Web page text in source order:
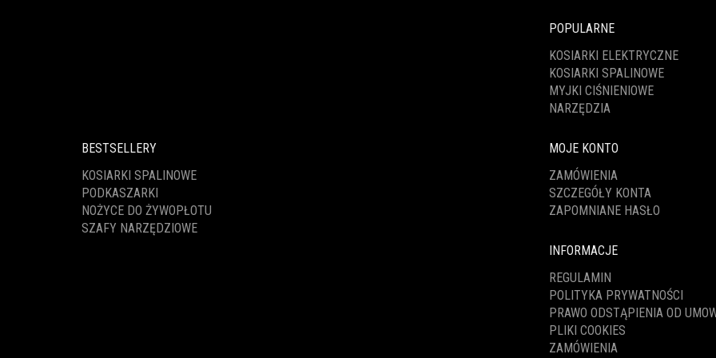
POPULARNE
KOSIARKI ELEKTRYCZNE
KOSIARKI SPALINOWE
MYJKI CIŚNIENIOWE
NARZĘDZIA
BESTSELLERY
KOSIARKI SPALINOWE
PODKASZARKI
NOŻYCE DO ŻYWOPŁOTU
SZAFY NARZĘDZIOWE
MOJE KONTO
ZAMÓWIENIA
SZCZEGÓŁY KONTA
ZAPOMNIANE HASŁO
INFORMACJE
REGULAMIN
POLITYKA PRYWATNOŚCI
PRAWO ODSTĄPIENIA OD
PLIKI COOKIES
ZAMÓWIENIA